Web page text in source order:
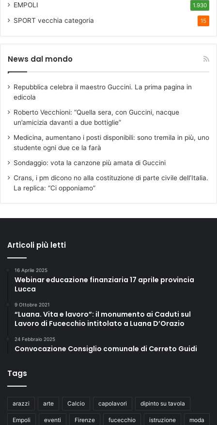
n
u
s
i
e
EMPOLI 1.930
SPORT vecchia categoria 15
News dal mondo
Repubblica celebra il maestro Guccini. La prima pagina in
edicola
Roberto Vecchioni: “Quella sera, con Guccini, nacque
un’amicizia davanti a due bottiglie”
Medicina, aumentano i posti disponibili: sono tremila in più, uno
studente ogni due ce la farà
Sondaggio: vota la canzone più amata di Guccini
Crans, i pm dicono no alla costituzione di parte civile dell’Italia.
La replica: “Ci opponiamo”
Articoli più letti
16 Aprile 2025
Webinar educazione finanziaria 17 aprile provincia
Lucca
9 Ottobre 2021
“Luana. Vita e lavoro”: il monumento ai Caduti sul
Lavoro di Fucecchio intitolato a Luana D’Orazio
24 Febbraio 2025
Convocazione Consiglio comunale di Cerreto Guidi
Tags
arazzi arte Calcio capolavori dipinto su tavola
Empoli eventi Firenze fucecchio istruzione moda